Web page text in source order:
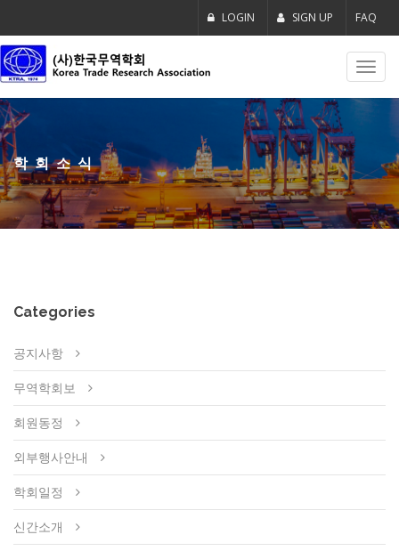
LOGIN SIGN UP FAQ
학회소식
Categories
공지사항
무역학회보
회원동정
외부행사안내
학회일정
신간소개